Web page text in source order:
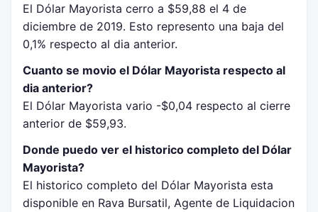
El Dólar Mayorista cerro a $59,88 el 4 de
diciembre de 2019. Esto represento una baja del
0,1% respecto al dia anterior.
Cuanto se movio el Dólar Mayorista respecto al
dia anterior?
El Dólar Mayorista vario -$0,04 respecto al cierre
anterior de $59,93.
Donde puedo ver el historico completo del Dólar
Mayorista?
El historico completo del Dólar Mayorista esta
disponible en Rava Bursatil, Agente de Liquidacion